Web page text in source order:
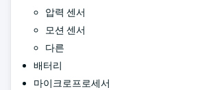
압력 센서
모션 센서
다른
배터리
마이크로프로세서